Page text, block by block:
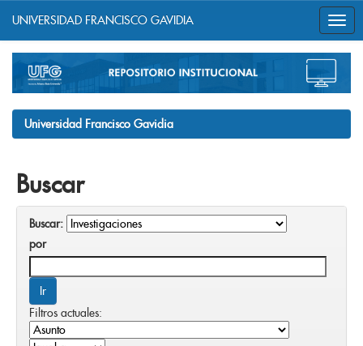
navigation
UNIVERSIDAD FRANCISCO GAVIDIA
Universidad Francisco Gavidia
Buscar
Buscar:
por
Filtros actuales: